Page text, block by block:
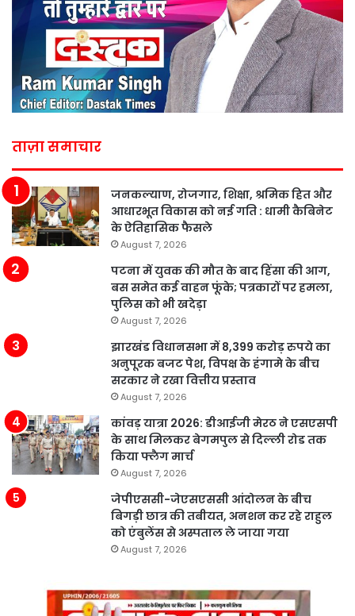
ताज़ा समाचार
जनकल्याण, रोजगार, शिक्षा, श्रमिक हित और
आधारभूत विकास को नई गति : धामी कैबिनेट
के ऐतिहासिक फैसले
August 7, 2026
पटना में युवक की मौत के बाद हिंसा की आग,
बस समेत कई वाहन फूंके; पत्रकारों पर हमला,
पुलिस को भी खदेड़ा
August 7, 2026
झारखंड विधानसभा में 8,399 करोड़ रुपये का
अनुपूरक बजट पेश, विपक्ष के हंगामे के बीच
सरकार ने रखा वित्तीय प्रस्ताव
August 7, 2026
कांवड़ यात्रा 2026: डीआईजी मेरठ ने एसएसपी
के साथ मिलकर बेगमपुल से दिल्ली रोड तक
किया फ्लैग मार्च
August 7, 2026
जेपीएससी-जेएसएससी आंदोलन के बीच
बिगड़ी छात्र की तबीयत, अनशन कर रहे राहुल
को एंबुलेंस से अस्पताल ले जाया गया
August 7, 2026